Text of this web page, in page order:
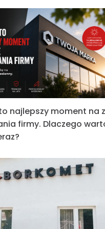
najlepszy moment na
firmy. Dlaczego